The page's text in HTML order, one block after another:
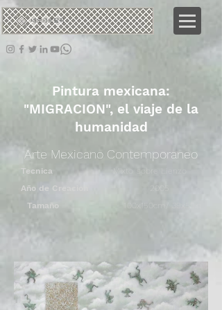
네오크로탈릭
Pintura mexicana:
"MIGRACION", el viaje de la
humanidad
Arte Mexicano Contemporaneo
Tecnica
Mixto sobre Lienzo
Año de Creacion
Tamaño
2005